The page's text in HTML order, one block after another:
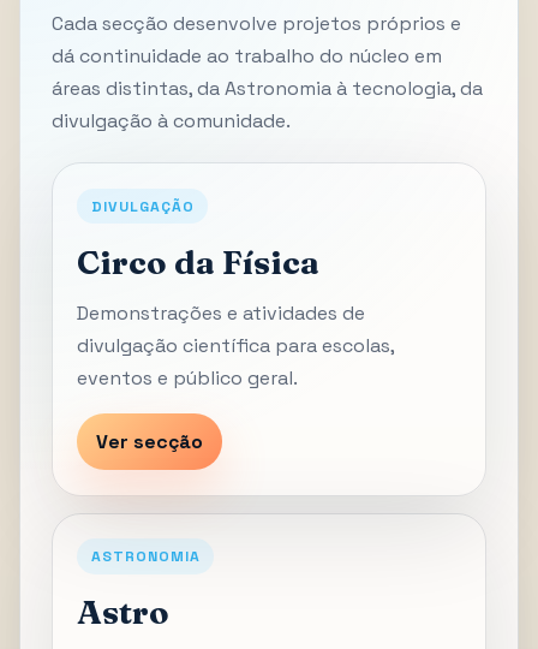
Cada secção desenvolve projetos próprios e
dá continuidade ao trabalho do núcleo em
áreas distintas, da Astronomia à tecnologia, da
divulgação à comunidade.
DIVULGAÇÃO
Circo da Física
Demonstrações e atividades de
divulgação científica para escolas,
eventos e público geral.
Ver secção
ASTRONOMIA
Astro